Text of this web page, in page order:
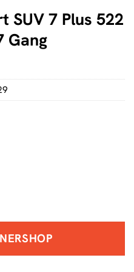
SUV 7 Plus 522
Gang